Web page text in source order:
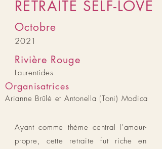
RETRAITE SELF-LOVE
Octobre
2021
Rivière Rouge
Laurentides
Arianne Brûlé et Antonella (Toni) Modica
Organisatrices
Ayant comme thème central l'amour-
propre, cette retraite fut riche en